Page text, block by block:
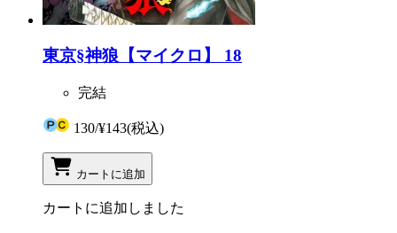
東京§神狼【マイクロ】 18
完結
130/¥143(税込)
カートに追加
カートに追加しました